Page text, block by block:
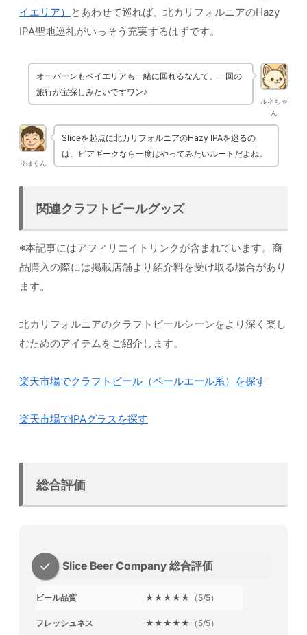
イエリア） とあわせて巡れば、北カリフォルニアのHazy
IPA聖地巡礼がいっそう充実するはずです。
ルネちゃ
ん
オーバーンもベイエリアも一緒に回れるなんて、一回の
旅行が宝探しみたいですワン♪
りほくん
Sliceを起点に北カリフォルニアのHazy IPAを巡るの
は、ビアギークなら一度はやってみたいルートだよね。
関連クラフトビールグッズ
※本記事にはアフィリエイトリンクが含まれています。商
品購入の際には掲載店舗より紹介料を受け取る場合があり
ます。
北カリフォルニアのクラフトビールシーンをより深く楽し
むためのアイテムをご紹介します。
楽天市場でクラフトビール（ペールエール系）を探す
楽天市場でIPAグラスを探す
総合評価
Slice Beer Company 総合評価
ビール品質 ★★★★★（5/5）
フレッシュネス ★★★★★（5/5）